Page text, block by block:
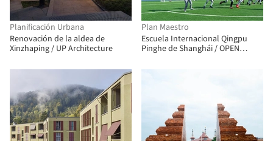
Planificación Urbana
Renovación de la aldea de
Xinzhaping / UP Architecture
Plan Maestro
Escuela Internacional Qingpu
Pinghe de Shanghái / OPEN